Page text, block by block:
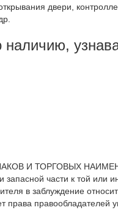
двери ,
И ТОРГОВЫХ
части к той или
в заблуждение
правообладателей